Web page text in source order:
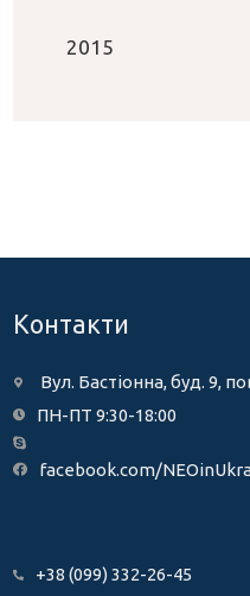
2015
Контакти
Вул. Бастіонна, буд. 9,
ПН-ПТ 9:30-18:00
facebook.com/
+38 (099) 332-26-45